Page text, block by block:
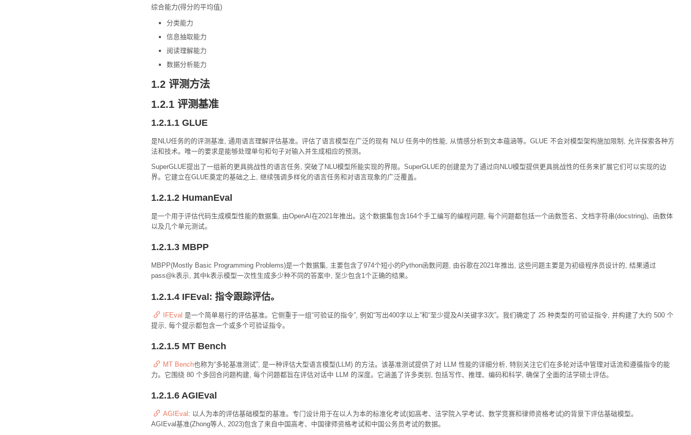
综合能力(得分的平均值)
分类能力
信息抽取能力
阅读理解能力
数据分析能力
1.2 评测方法
1.2.1 评测基准
1.2.1.1 GLUE
是NLU任务的的评测基准, 通用语言理解评估基准。评估了语言模型在广泛的现有 NLU 任务中的性能, 从情感分析到文本蕴涵等。GLUE 不会对模型架构施加限制, 允许探索各种方
法和技术。唯一的要求是能够处理单句和句子对输入并生成相应的预测。
SuperGLUE提出了一组新的更具挑战性的语言任务, 突破了NLU模型所能实现的界限。SuperGLUE的创建是为了通过向NLU模型提供更具挑战性的任务来扩展它们可以实现的边
界。它建立在GLUE奠定的基础之上, 继续强调多样化的语言任务和对语言现象的广泛覆盖。
1.2.1.2 HumanEval
是一个用于评估代码生成模型性能的数据集, 由OpenAI在2021年推出。这个数据集包含164个手工编写的编程问题, 每个问题都包括一个函数签名、文档字符串(docstring)、函数体
以及几个单元测试。
1.2.1.3 MBPP
MBPP(Mostly Basic Programming Problems)是一个数据集, 主要包含了974个短小的Python函数问题, 由谷歌在2021年推出, 这些问题主要是为初级程序员设计的, 结果通过
pass@k表示, 其中k表示模型一次性生成多少种不同的答案中, 至少包含1个正确的结果。
1.2.1.4 IFEval: 指令跟踪评估。
IFEval 是一个简单易行的评估基准。它侧重于一组“可验证的指令”, 例如“写出400字以上”和“至少提及AI关键字3次”。我们确定了 25 种类型的可验证指令, 并构建了大约 500 个
提示, 每个提示都包含一个或多个可验证指令。
1.2.1.5 MT Bench
MT Bench也称为“多轮基准测试”, 是一种评估大型语言模型(LLM) 的方法。该基准测试提供了对 LLM 性能的详细分析, 特别关注它们在多轮对话中管理对话流和遵循指令的能
力。它围绕 80 个多回合问题构建, 每个问题都旨在评估对话中 LLM 的深度。它涵盖了许多类别, 包括写作、推理、编码和科学, 确保了全面的法学硕士评估。
1.2.1.6 AGIEval
AGIEval : 以人为本的评估基础模型的基准。专门设计用于在以人为本的标准化考试(如高考、法学院入学考试、数学竞赛和律师资格考试)的背景下评估基础模型。
AGIEval基准(Zhong等人, 2023)包含了来自中国高考、中国律师资格考试和中国公务员考试的数据。